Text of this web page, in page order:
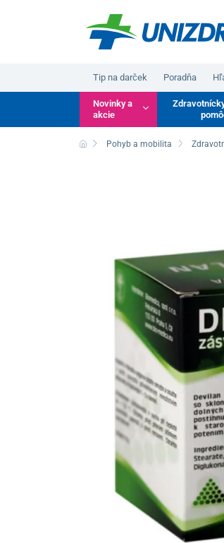
Tip na darček Poradňa
Novinky a
akcie
Pohyb a mobilita